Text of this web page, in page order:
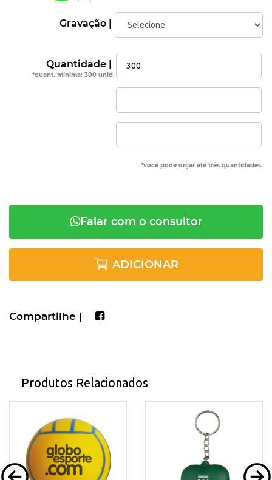
Gravação |
Quantidade |
*quant. mínima: 300 unid.
*você pode orçar até três quantidades.
Falar com o consultor
ADICIONAR
Compartilhe |
Produtos Relacionados